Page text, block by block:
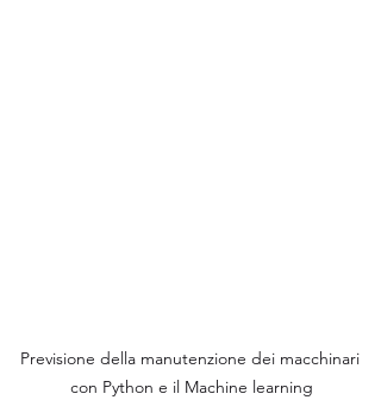
Previsione della manutenzione dei macchinari
con Python e il Machine learning